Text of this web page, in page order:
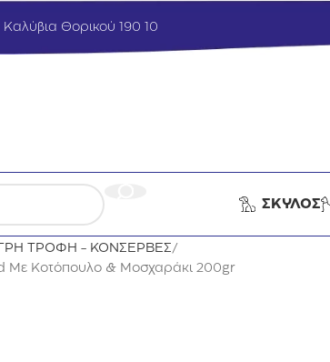
Θορικού 190 10
ΣΚΥΛΟΣ
ΤΡΟΦΗ - ΚΟΝΣΕΡΒΕΣ
Με Κοτόπουλο & Μοσχαράκι 200gr